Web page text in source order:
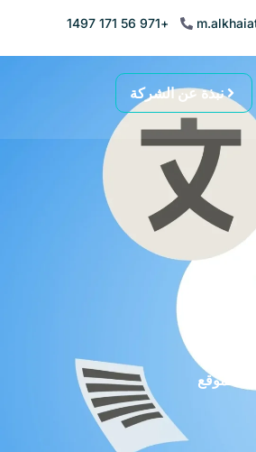
+971 56 171 1497
نبذة عن الشركة
الموقع